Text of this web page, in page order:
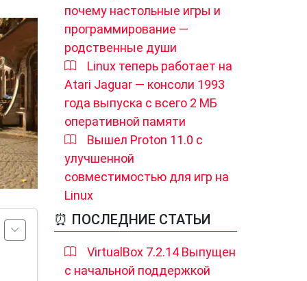
почему настольные игры и
программирование —
родственные души
Linux теперь работает на
Atari Jaguar — консоли 1993
года выпуска с всего 2 МБ
оперативной памяти
Вышел Proton 11.0 с
улучшенной
совместимостью для игр на
Linux
⏰ ПОСЛЕДНИЕ СТАТЬИ
VirtualBox 7.2.14 Выпущен
с начальной поддержкой